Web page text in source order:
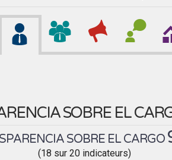
SOBRE EL
SOBRE EL CARGO
(18 sur 20 indicateurs)